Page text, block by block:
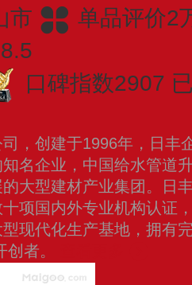
市
单品评价2
口碑指数2907
，创建于1996年，日丰
名企业，中国给水管道
大型建材产业集团。日
项国内外专业机构认证
现代化生产基地，拥有
创者。